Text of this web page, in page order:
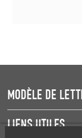
MODÈLE DE
LIENS UTILES